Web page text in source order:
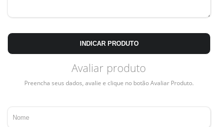
INDICAR PRODUTO
Avaliar produto
Preencha seus dados, avalie e clique no botão Avaliar Produto.